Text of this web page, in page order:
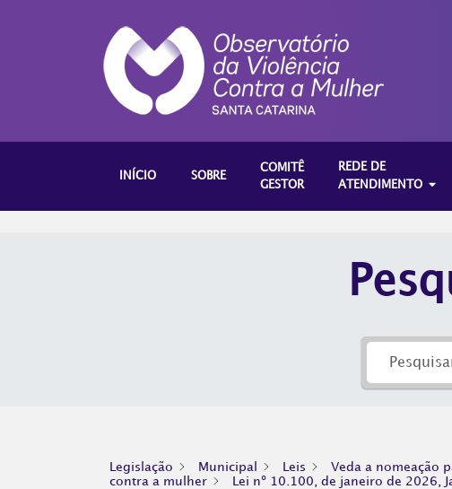
INÍCIO SOBRE
COMITÊ
GESTOR
REDE DE
ATENDIMENTO
Legislação Municipal Leis
Veda a nomeação
contra a mulher
Lei nº 10.100, de janeiro de 2026,